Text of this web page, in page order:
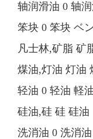
轴润滑油 0 轴
笨块 0 笨块 ベ
凡士林,矿脂 矿
煤油,灯油 灯油
轻油 0 轻油 軽
硅油,硅 硅 硅油
洗消油 0 洗消